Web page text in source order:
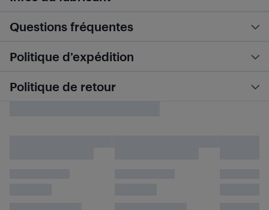
Questions fréquentes
Politique d’expédition
Politique de retour